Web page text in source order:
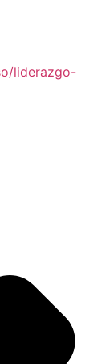
liderazgo-